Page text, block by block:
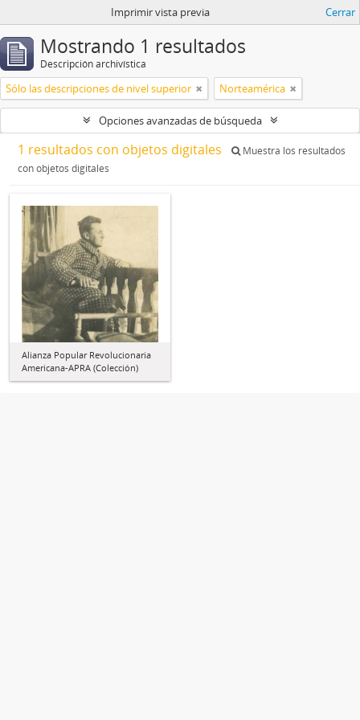
Imprimir vista previa Cerrar
Mostrando 1 resultados
Descripción archivística
Sólo las descripciones de nivel superior Norteamérica
Opciones avanzadas de búsqueda
1 resultados con objetos digitales
Muestra los resultados
con objetos digitales
Alianza Popular Revolucionaria
Americana-APRA (Colección)